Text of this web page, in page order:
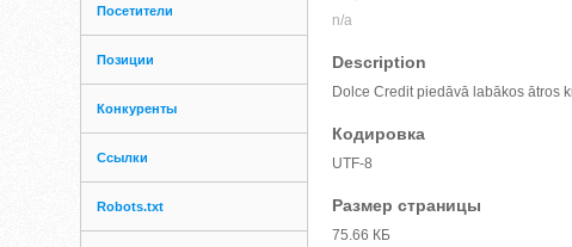
Посетители
Позиции
Конкуренты
Ссылки
Robots.txt
n/a
Description
Dolce Credit piedāvā labākos ātros
Кодировка
UTF-8
Размер страницы
75.66 КБ